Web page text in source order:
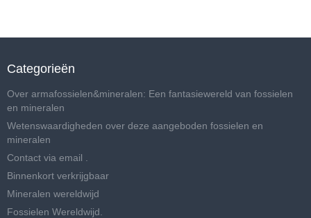
Categorieën
Over armafossielen&mineralen: Een fantasiewereld van fossielen
en mineralen
Wetenswaardigheden over deze aangeboden fossielen en
mineralen
Contact via email .
Binnenkort verkrijgbaar
Mineralen wereldwijd
Fossielen Wereldwijd.